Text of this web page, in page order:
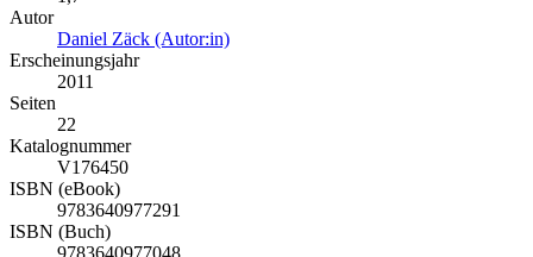
Autor
Daniel Zäck (Autor:in)
Erscheinungsjahr
2011
Seiten
22
Katalognummer
V176450
ISBN (eBook)
9783640977291
ISBN (Buch)